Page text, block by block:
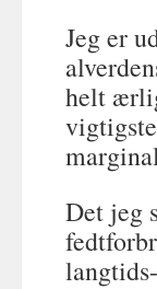
Jeg er
helt
Det jeg